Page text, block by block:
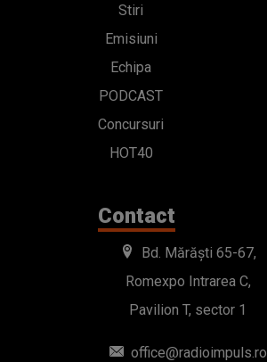
Stiri
Emisiuni
Echipa
PODCAST
Concursuri
HOT40
Contact
Bd. Mărăști 65-67,
Romexpo Intrarea C,
Pavilion T, sector 1
office@radioimpuls.ro